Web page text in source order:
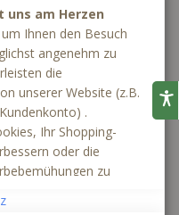
individuelles Angebot?
uns am Herzen
Ihnen den Besuch
angenehm zu
die
unserer Website (z.B.
.
Ihr Shopping-
oder die
zu
Google Analytics